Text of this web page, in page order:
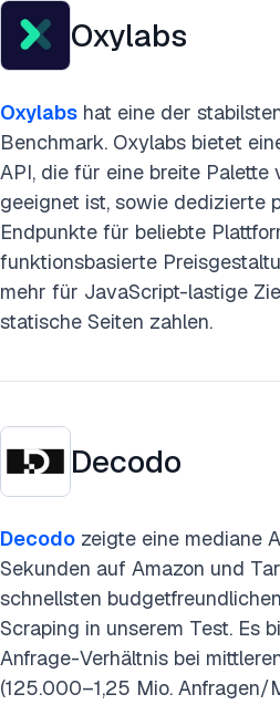
Oxylabs
Oxylabs hat eine der
Benchmark. Oxylabs bietet
API, die für eine breite Palette
geeignet ist, sowie dedizierte
Endpunkte für beliebte
funktionsbasierte
mehr für JavaScript-lastige
statische Seiten zahlen.
Decodo
Decodo zeigte eine mediane
Sekunden auf Amazon und
schnellsten
Scraping in unserem Test. Es
Anfrage-Verhältnis bei
(125.000–1,25 Mio. Anfragen/